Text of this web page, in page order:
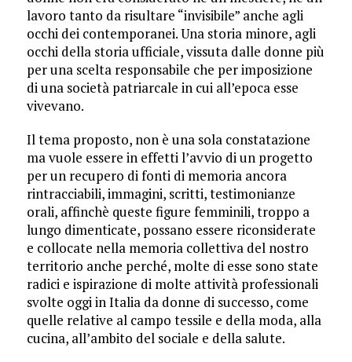
lavoro tanto da risultare “invisibile” anche agli
occhi dei contemporanei. Una storia minore, agli
occhi della storia ufficiale, vissuta dalle donne più
per una scelta responsabile che per imposizione
di una società patriarcale in cui all’epoca esse
vivevano.
Il tema proposto, non è una sola constatazione
ma vuole essere in effetti l’avvio di un progetto
per un recupero di fonti di memoria ancora
rintracciabili, immagini, scritti, testimonianze
orali, affinchè queste figure femminili, troppo a
lungo dimenticate, possano essere riconsiderate
e collocate nella memoria collettiva del nostro
territorio anche perché, molte di esse sono state
radici e ispirazione di molte attività professionali
svolte oggi in Italia da donne di successo, come
quelle relative al campo tessile e della moda, alla
cucina, all’ambito del sociale e della salute.